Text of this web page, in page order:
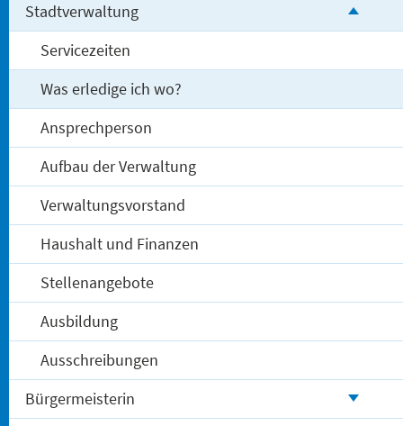
Stadtverwaltung
Servicezeiten
Was erledige ich wo?
Ansprechperson
Aufbau der Verwaltung
Verwaltungsvorstand
Haushalt und Finanzen
Stellenangebote
Ausbildung
Ausschreibungen
Bürgermeisterin